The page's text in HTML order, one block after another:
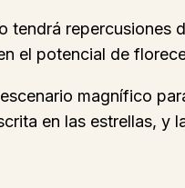
repercusiones
el potencial de
magnífico
en las estrellas, y